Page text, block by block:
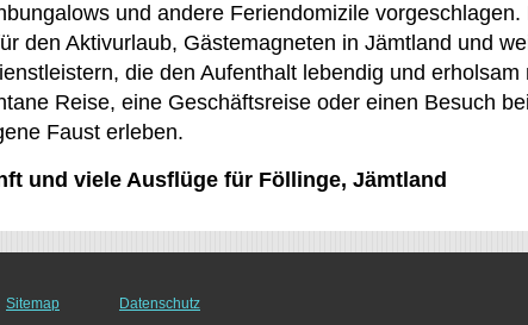
und andere Feriendomizile vorgeschlagen.
den Aktivurlaub, Gästemagneten in Jämtland und
die den Aufenthalt lebendig und erholsam
Reise, eine Geschäftsreise oder einen Besuch
Faust erleben.
und viele Ausflüge für Föllinge, Jämtland
Sitemap Datenschutz